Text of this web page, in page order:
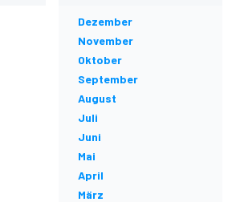
Dezember
November
Oktober
September
August
Juli
Juni
Mai
April
März